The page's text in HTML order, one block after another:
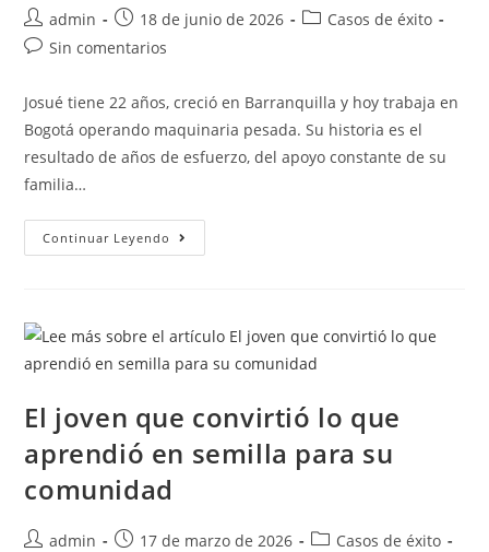
admin 18 de junio de 2026
Casos de éxito
Sin comentarios
Josué tiene 22 años, creció en Barranquilla y hoy trabaja en
Bogotá operando maquinaria pesada. Su historia es el
resultado de años de esfuerzo, del apoyo constante de su
familia…
Continuar Leyendo
El joven que convirtió lo que
aprendió en semilla para su
comunidad
admin 17 de marzo de 2026
Casos de éxito